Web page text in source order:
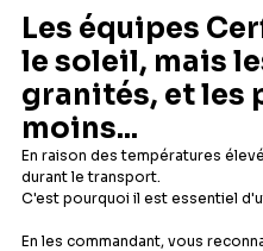
de noisette, des
ou en brisures, des
de tonka...
Fruits confits
Parmi eux, nous